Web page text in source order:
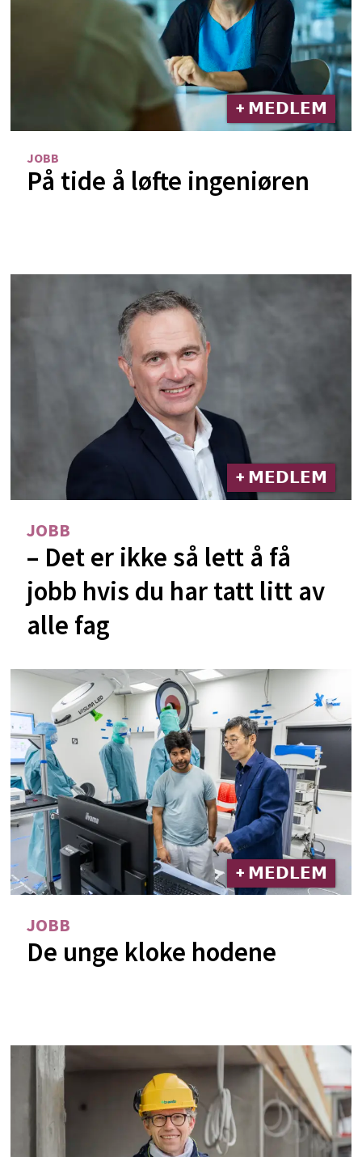
+ 𝗠𝗘𝗗𝗟𝗘𝗠
JOBB
På tide å løfte ingeniøren
+ 𝗠𝗘𝗗𝗟𝗘𝗠
JOBB
– Det er ikke så lett å få
jobb hvis du har tatt litt av
alle fag
+ 𝗠𝗘𝗗𝗟𝗘𝗠
JOBB
De unge kloke hodene